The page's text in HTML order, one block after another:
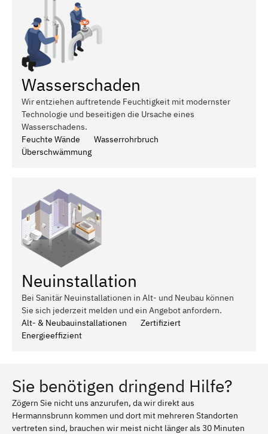
Wasserschaden
Wir entziehen auftretende Feuchtigkeit mit modernster
Technologie und beseitigen die Ursache eines
Wasserschadens.
Feuchte Wände
Wasserrohrbruch
Überschwämmung
Neuinstallation
Bei Sanitär Neuinstallationen in Alt- und Neubau können
Sie sich jederzeit melden und ein Angebot anfordern.
Alt- & Neubauinstallationen
Zertifiziert
Energieeffizient
Sie benötigen dringend Hilfe?
Zögern Sie nicht uns anzurufen, da wir direkt aus
Hermannsbrunn kommen und dort mit mehreren Standorten
vertreten sind, brauchen wir meist nicht länger als 30 Minuten